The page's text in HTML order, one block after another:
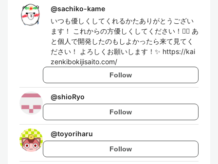
@sachiko-kame
いつも優しくしてくれるかたありがとうござい
ます！ これからの方優しくしてください！🙇‍♀️ あ
と個人で開発したのもしよかったら来て見てく
ださい！ よろしくお願いします！✨ https://kai
zenkibokijisaito.com/
Follow
@shioRyo
Follow
@toyoriharu
Follow